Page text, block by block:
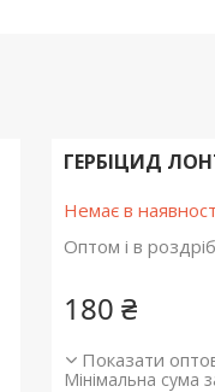
ГЕРБІЦИД
Немає в
Оптом і в роздріб
180 ₴
Показати
Мінімальна сума